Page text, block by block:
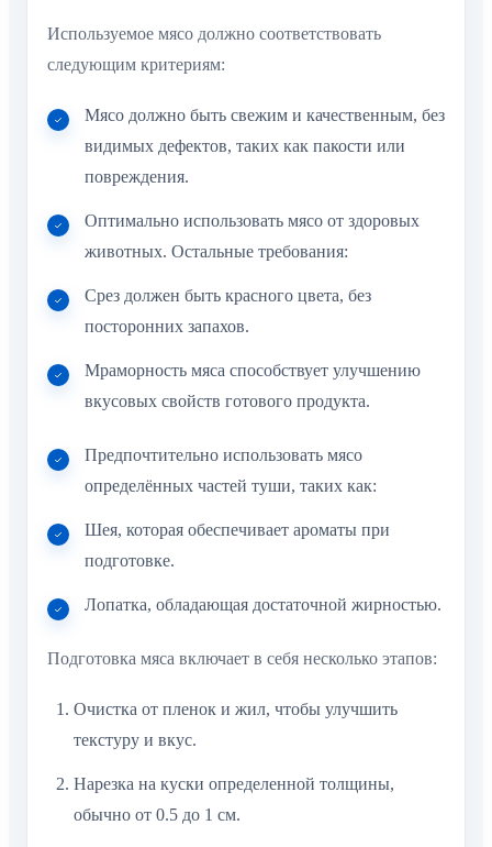
Используемое мясо должно соответствовать
следующим критериям:
Мясо должно быть свежим и качественным, без
видимых дефектов, таких как пакости или
повреждения.
Оптимально использовать мясо от здоровых
животных. Остальные требования:
Срез должен быть красного цвета, без
посторонних запахов.
Мраморность мяса способствует улучшению
вкусовых свойств готового продукта.
Предпочтительно использовать мясо
определённых частей туши, таких как:
Шея, которая обеспечивает ароматы при
подготовке.
Лопатка, обладающая достаточной жирностью.
Подготовка мяса включает в себя несколько этапов:
Очистка от пленок и жил, чтобы улучшить
текстуру и вкус.
Нарезка на куски определенной толщины,
обычно от 0.5 до 1 см.